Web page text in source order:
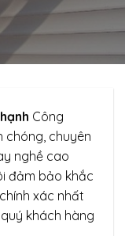
Công
chóng, chuyên
nghề cao
đảm bảo khắc
xác nhất
khách hàng